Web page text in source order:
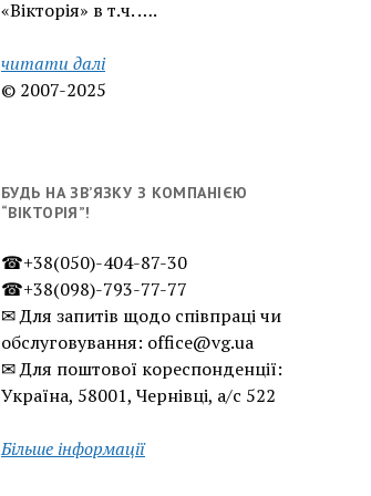
«Вікторія» в т.ч. ….
читати далі
© 2007-2025
БУДЬ НА ЗВ’ЯЗКУ З КОМПАНІЄЮ
“ВІКТОРІЯ”!
☎+38(050)-404-87-30
☎+38(098)-793-77-77
✉ Для запитів щодо співпраці чи
обслуговування: office@vg.ua
✉ Для поштової кореспонденції:
Україна, 58001, Чернівці, а/с 522
Більше інформації